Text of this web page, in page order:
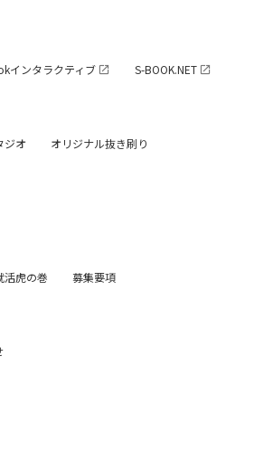
インタラクティブ S-BOOK.NET
ジオ オリジナル抜き刷り
活虎の巻
募集要項